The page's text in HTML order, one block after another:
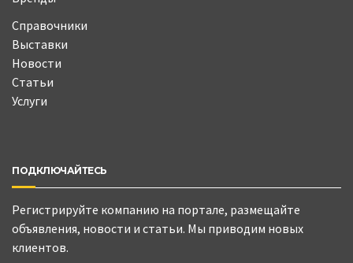
Справочники
Выставки
Новости
Статьи
Услуги
ПОДКЛЮЧАЙТЕСЬ
Регистрируйте компанию на портале, размещайте
объявления, новости и статьи. Мы приводим новых
клиентов.